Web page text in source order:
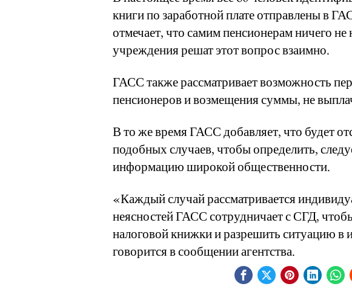
книги по заработной плате отправлены в
отмечает, что самим пенсионерам ничего
учреждения решат этот вопрос взаимно.
ГАСС также рассматривает возможность
пенсионеров и возмещения суммы, не
В то же время ГАСС добавляет, что будет
подобных случаев, чтобы определить,
информацию широкой общественности.
«Каждый случай рассматривается
неясностей ГАСС сотрудничает с СГД,
налоговой книжки и разрешить ситуацию в
говорится в сообщении агентства.